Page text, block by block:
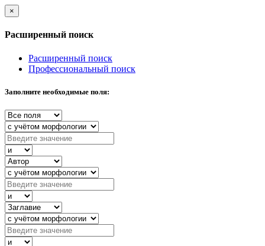
×
Расширенный поиск
Расширенный поиск
Профессиональный поиск
Заполните необходимые поля: